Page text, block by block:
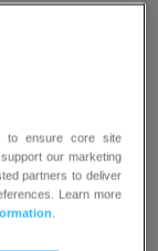
to ensure core site
our marketing
partners to deliver
Learn more
.